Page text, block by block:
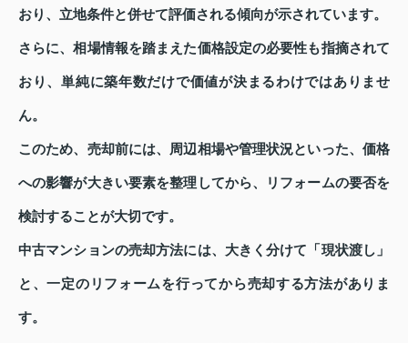
おり、立地条件と併せて評価される傾向が示されています。
さらに、相場情報を踏まえた価格設定の必要性も指摘されて
おり、単純に築年数だけで価値が決まるわけではありませ
ん。
このため、売却前には、周辺相場や管理状況といった、価格
への影響が大きい要素を整理してから、リフォームの要否を
検討することが大切です。
中古マンションの売却方法には、大きく分けて「現状渡し」
と、一定のリフォームを行ってから売却する方法がありま
す。